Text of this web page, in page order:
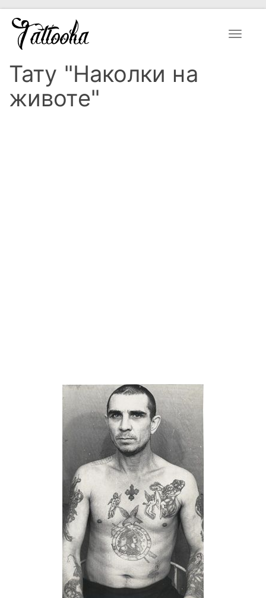
Toggle
Тату "Наколки на
животе"